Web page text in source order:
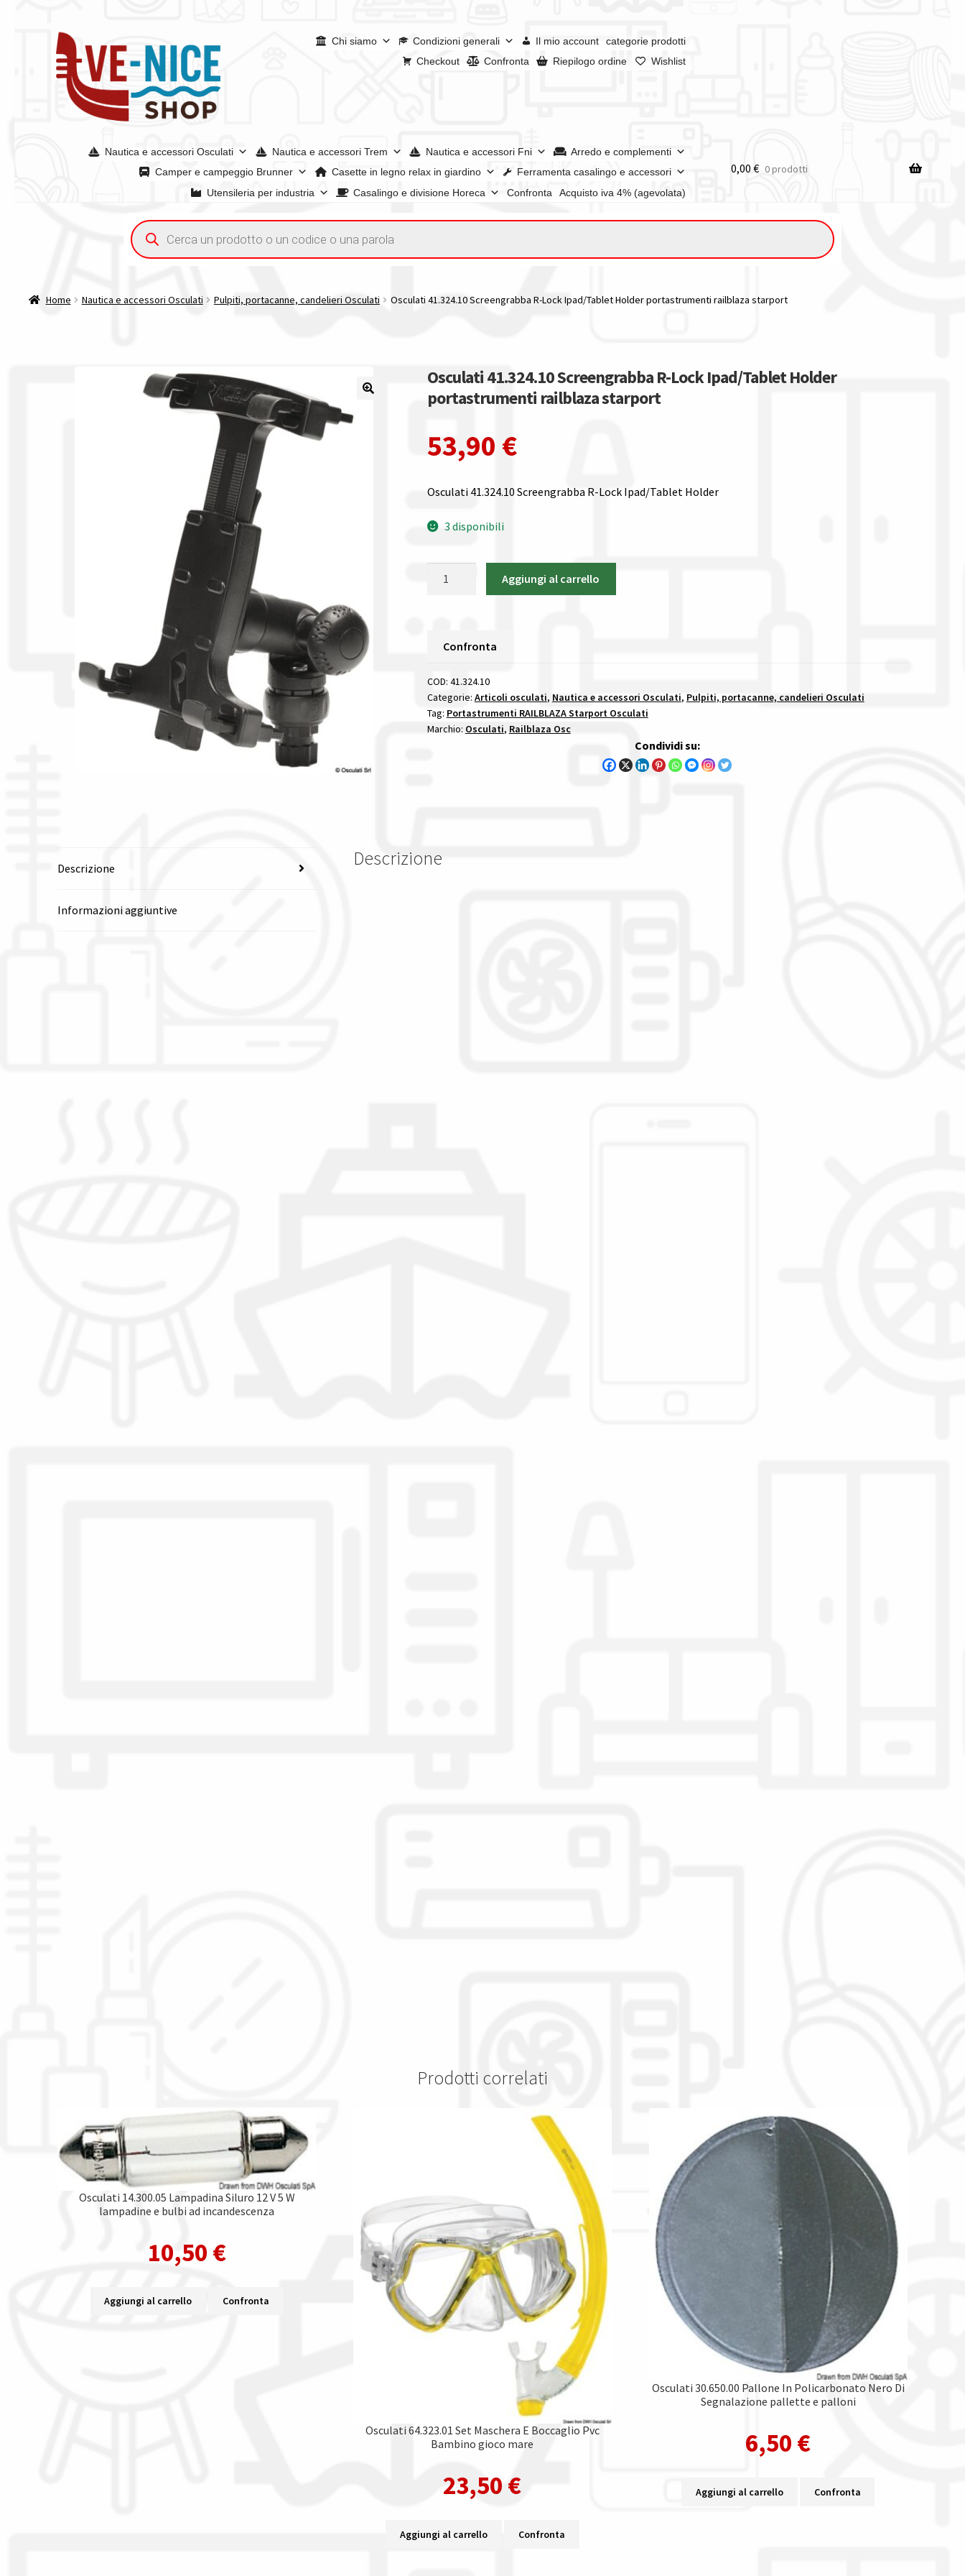
alla
navigazione
contenuto
Chi siamo Condizioni generali Il mio account
categorie prodotti
Checkout
Confronta Riepilogo ordine Wishlist
Nautica e accessori Osculati Nautica e accessori Trem Nautica e accessori Fni
Arredo e complementi
Camper e campeggio Brunner
Casette in legno relax in giardino
Ferramenta casalingo e accessori
Utensileria per industria
Casalingo e divisione Horeca Confronta Acquisto iva 4% (agevolata)
Acquisto iva 4% (agevolata)Chi siamoCondizioni generaliConfrontaConfrontaI nostri negoziRiepilogo ordine
Spedizioni in europaSpedizioni in italiaTutte le categorie dei prodottiWishlistCheckoutIl mio account
0,00 € 0 prodotti
Ricerca
prodotti
Home Nautica e accessori Osculati Pulpiti, portacanne, candelieri Osculati Osculati 41.324.10 Screengrabba R-Lock Ipad/Tablet Holder portastrumenti railblaza starport
Osculati 41.324.10 Screengrabba R-Lock Ipad/Tablet Holder
portastrumenti railblaza starport
53,90 €
Osculati 41.324.10 Screengrabba R-Lock Ipad/Tablet Holder
3 disponibili
Lock
Holder
portastrumenti
railblaza
starport
Aggiungi al carrello
Confronta
COD: 41.324.10
Categorie: Articoli osculati, Nautica e accessori Osculati, Pulpiti, portacanne, candelieri Osculati
Tag: Portastrumenti RAILBLAZA Starport Osculati
Marchio: Osculati, Railblaza Osc
Condividi su:
Descrizione
Informazioni aggiuntive
Descrizione
Prodotti correlati
Osculati 14.300.05 Lampadina Siluro 12 V 5 W
lampadine e bulbi ad incandescenza
10,50 €
Aggiungi al carrello Confronta
Osculati 64.323.01 Set Maschera E Boccaglio Pvc
Bambino gioco mare
23,50 €
Aggiungi al carrello Confronta
Osculati 30.650.00 Pallone In Policarbonato Nero Di
Segnalazione pallette e palloni
6,50 €
Aggiungi al carrello Confronta